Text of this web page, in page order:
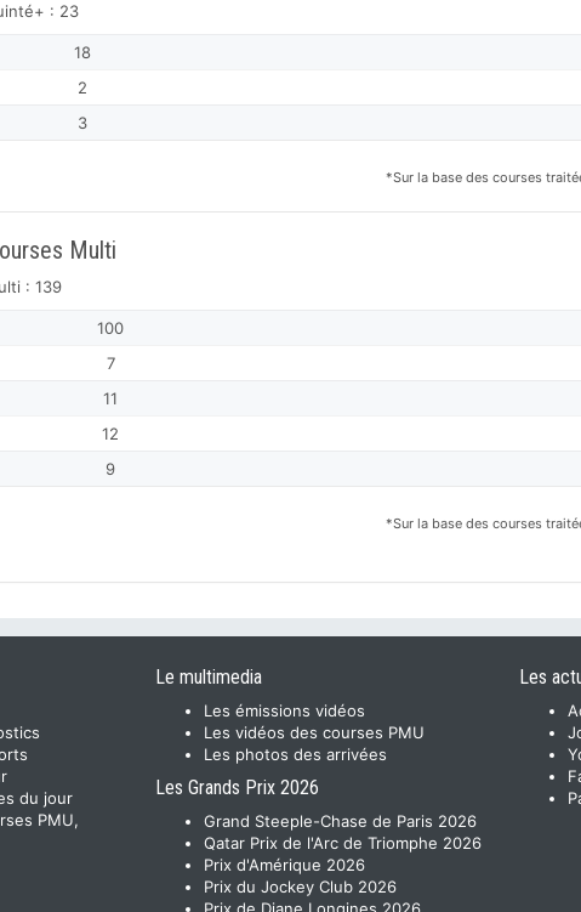
: 23
18
2
3
*Sur la base des courses
Multi
: 139
100
7
11
12
9
*Sur la base des courses
du jour
PMU,
Le multimedia
Les émissions vidéos
Les vidéos des courses PMU
Les photos des arrivées
Les Grands Prix 2026
Grand Steeple-Chase de Paris 2026
Qatar Prix de l'Arc de Triomphe 2026
Prix d'Amérique 2026
Prix du Jockey Club 2026
Les